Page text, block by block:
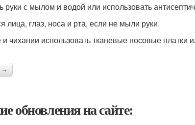
руки с мылом и водой или использовать
лица, глаз, носа и рта, если не мыли руки.
чихании использовать тканевые носовые платки
→
обновления на сайте: